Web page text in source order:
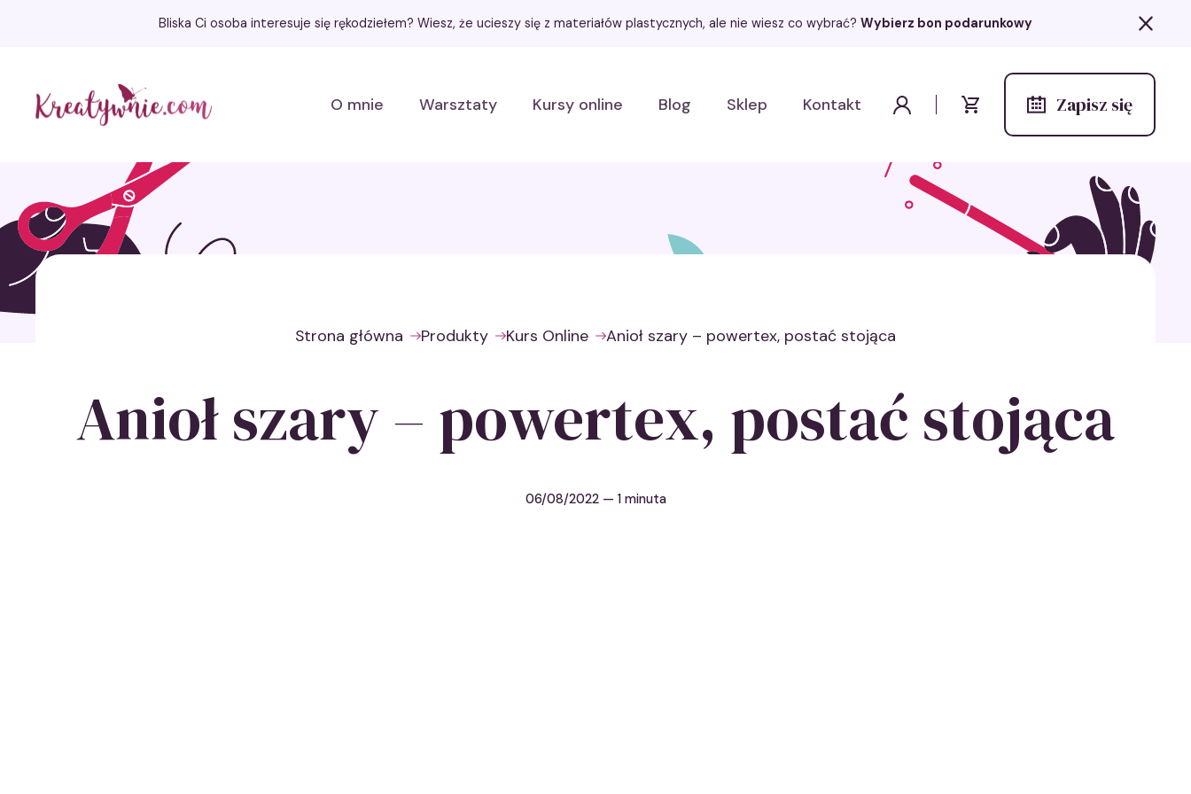
Bliska Ci osoba interesuje się rękodziełem? Wiesz, że ucieszy się z materiałów plastycznych, ale nie wiesz co wybrać? Wybierz bon podarunkowy
Kreatywnie.com O mnie Warsztaty Kursy online Blog Sklep Kontakt Moje kontoKoszyk Wydarzenia
Zapisz się
Strona główna Produkty Kurs Online Anioł szary – powertex, postać stojąca
Anioł szary – powertex, postać stojąca
06/08/2022— 1 minuta